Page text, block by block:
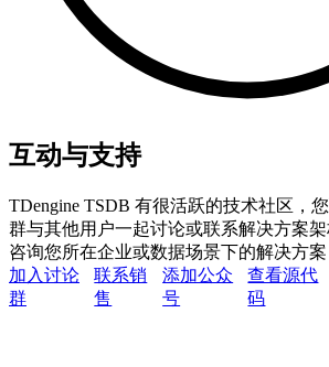
互动与支持
TDengine TSDB 有很活跃的技术社区，
群与其他用户一起讨论或联系解决方案
咨询您所在企业或数据场景下的解决方案
加入讨论
群
联系销
售
添加公众
号
查看源代
码